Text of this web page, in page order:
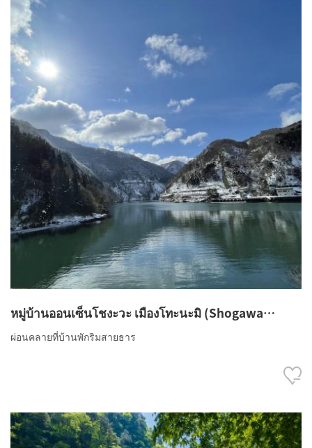
หมู่บ้านออนเซ็นโชงะวะ เมืองโทะนะมิ (Shogawa
Onsenkyo Tonami Shi)
ผ่อนคลายที่บ้านพักริมสายธาร